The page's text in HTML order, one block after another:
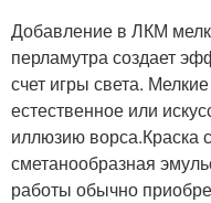
Добавление в ЛКМ
перламутра создает
счет игры света.
естественное или
иллюзию ворса.Краска
сметанообразная
работы обычно